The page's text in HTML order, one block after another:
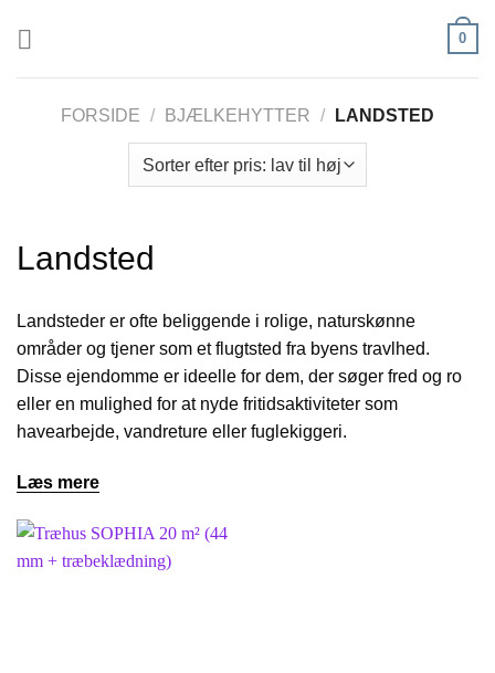
0
FORSIDE / BJÆLKEHYTTER / LANDSTED
Landsted
Landsteder er ofte beliggende i rolige, naturskønne
områder og tjener som et flugtsted fra byens travlhed.
Disse ejendomme er ideelle for dem, der søger fred og ro
eller en mulighed for at nyde fritidsaktiviteter som
havearbejde, vandreture eller fuglekiggeri.
Læs mere